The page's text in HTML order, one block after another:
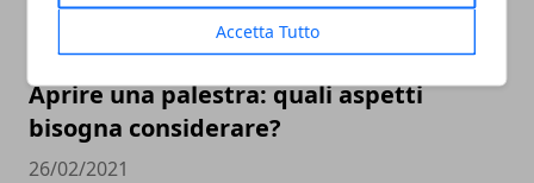
Accetta Tutto
Aprire una palestra: quali aspetti
bisogna considerare?
26/02/2021